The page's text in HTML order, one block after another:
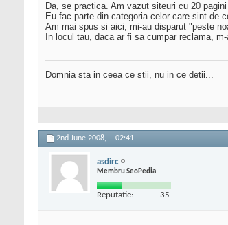
Da, se practica. Am vazut siteuri cu 20
Eu fac parte din categoria celor care sint de
Am mai spus si aici, mi-au disparut "peste
In locul tau, daca ar fi sa cumpar reclama,
Domnia sta in ceea ce stii, nu in ce detii...
2nd June 2008, 02:41
asdirc
Membru SeoPedia
Reputatie: 35